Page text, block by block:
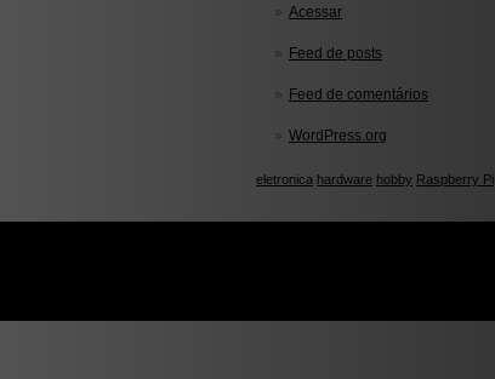
Acessar
Feed de posts
Feed de comentários
WordPress.org
eletronica hardware hobby Raspberry Pi